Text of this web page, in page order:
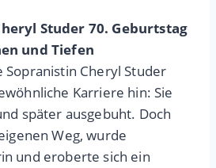
Studer 70. Geburtstag
und Tiefen
Sopranistin Cheryl Studer
Karriere hin: Sie
später ausgebuht. Doch
Weg, wurde
und eroberte sich ein